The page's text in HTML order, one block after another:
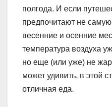
полгода. И если
предпочитают не
весенние и осенние
температура воздуха
но еще (или уже) не
может удивить, в этой
отличная еда.